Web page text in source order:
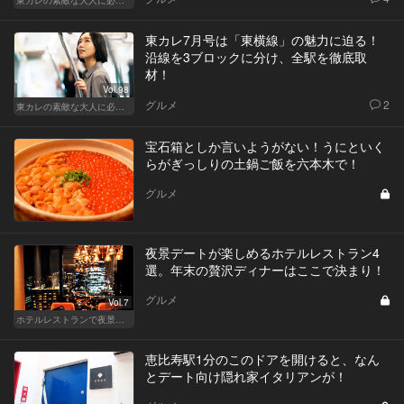
Vol.98
東カレの素敵な大人に必要なこと
東カレ7月号は「東横線」の魅力に迫る！
沿線を3ブロックに分け、全駅を徹底取
材！
グルメ 2
宝石箱としか言いようがない！うにといく
らがぎっしりの土鍋ご飯を六本木で！
グルメ
Vol.7
ホテルレストランで夜景デートはやっぱり盛り上がる
夜景デートが楽しめるホテルレストラン4
選。年末の贅沢ディナーはここで決まり！
グルメ
恵比寿駅1分のこのドアを開けると、なん
とデート向け隠れ家イタリアンが！